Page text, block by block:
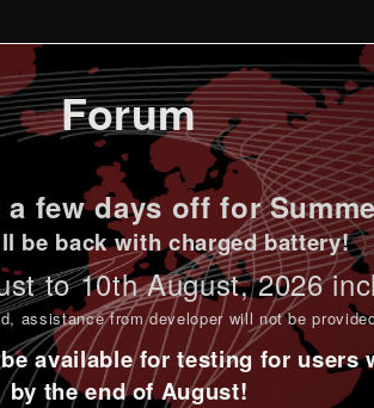
Forum
few days off for
be back with charged battery!
to 10th August, 2026
assistance from developer will not be
available for testing for
by the end of August!